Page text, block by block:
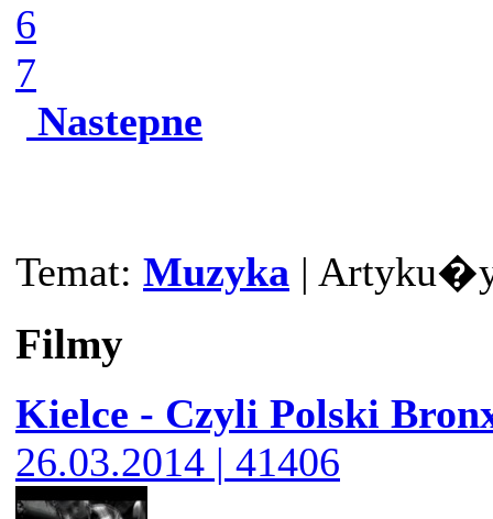
6
7
Nastepne
Temat: Muzyka |
Filmy
Kielce - Czyli Polski
26.03.2014 | 41406